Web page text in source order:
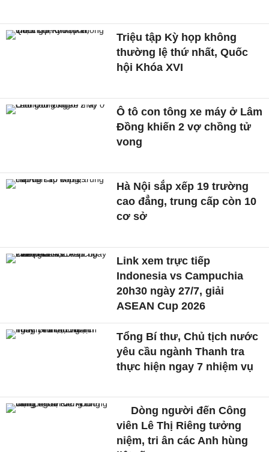
Triệu tập Kỳ họp không
thường lệ thứ nhất, Quốc
hội Khóa XVI
Ô tô con tông xe máy ở Lâm
Đồng khiến 2 vợ chồng tử
vong
Hà Nội sắp xếp 19 trường
cao đẳng, trung cấp còn 10
cơ sở
Link xem trực tiếp
Indonesia vs Campuchia
20h30 ngày 27/7, giải
ASEAN Cup 2026
Tổng Bí thư, Chủ tịch nước
yêu cầu ngành Thanh tra
thực hiện ngay 7 nhiệm vụ
Dòng người đến Công
viên Lê Thị Riêng tưởng
niệm, tri ân các Anh hùng